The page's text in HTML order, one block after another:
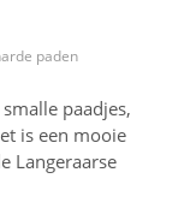
paden
paadjes,
is een mooie
Langeraarse